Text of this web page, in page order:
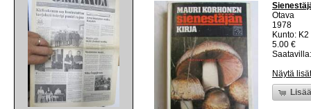
Otava
1978
Kunto:
5.00 €
Näytä